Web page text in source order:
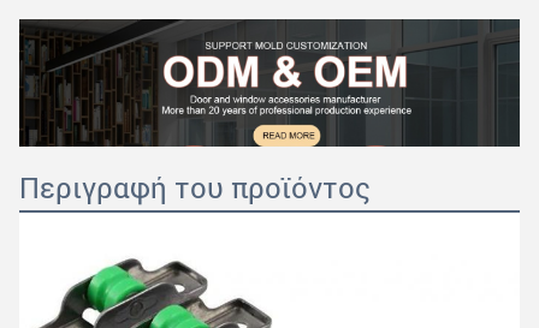
Περιγραφή του προϊόντος